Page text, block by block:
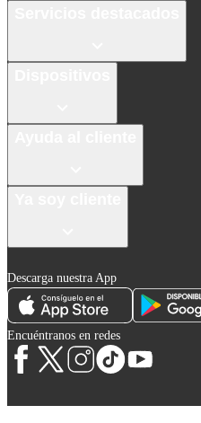
Descarga nuestra App
Encuéntranos en redes